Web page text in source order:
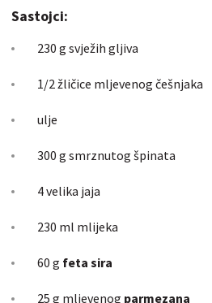
Sastojci:
230 g svježih gljiva
1/2 žličice mljevenog češnjaka
ulje
300 g smrznutog špinata
4 velika jaja
230 ml mlijeka
60 g feta sira
25 g mljevenog parmezana